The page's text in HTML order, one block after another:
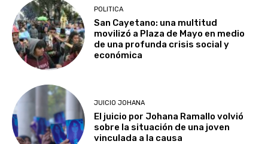
POLITICA
San Cayetano: una multitud
movilizó a Plaza de Mayo en medio
de una profunda crisis social y
económica
JUICIO JOHANA
El juicio por Johana Ramallo volvió
sobre la situación de una joven
vinculada a la causa